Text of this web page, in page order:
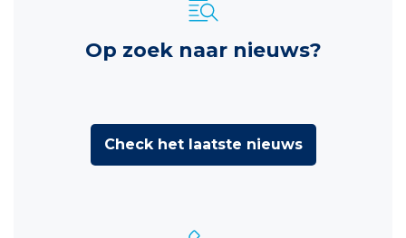
Op zoek naar nieuws?
Check het laatste nieuws